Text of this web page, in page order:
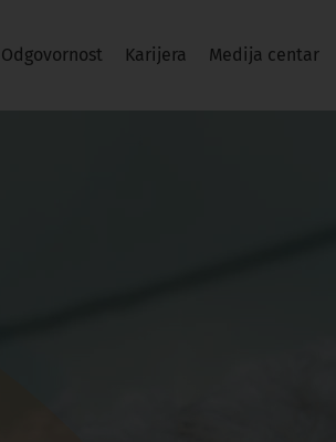
Odgovornost Karijera Medija centar